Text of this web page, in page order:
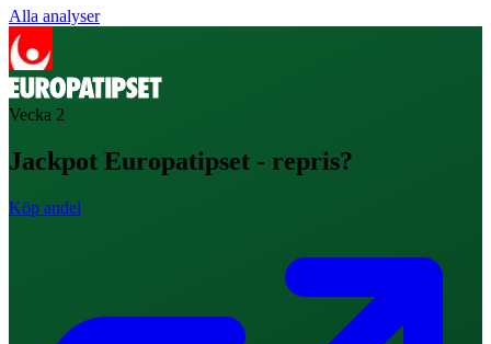
Alla analyser
Vecka 2
Jackpot Europatipset - repris?
Köp andel